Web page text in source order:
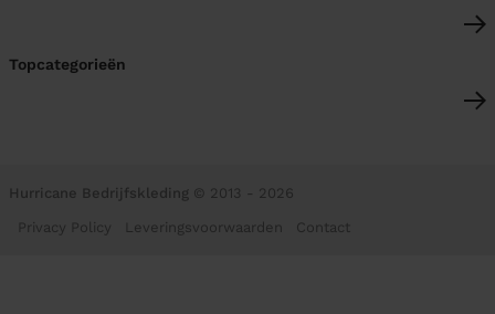
Topcategorieën
Hurricane Bedrijfskleding © 2013 - 2026
Privacy Policy Leveringsvoorwaarden Contact